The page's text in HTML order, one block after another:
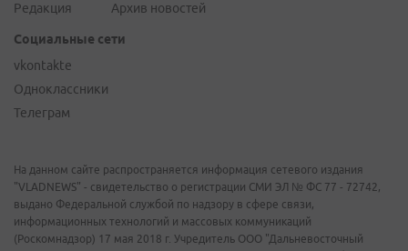
Редакция
Архив новостей
Социальные сети
vkontakte
Одноклассники
Телеграм
На данном сайте распространяется информация сетевого издания
"VLADNEWS" - свидетельство о регистрации СМИ ЭЛ № ФС 77 - 72742,
выдано Федеральной службой по надзору в сфере связи,
информационных технологий и массовых коммуникаций
(Роскомнадзор) 17 мая 2018 г. Учредитель ООО "Дальневосточный